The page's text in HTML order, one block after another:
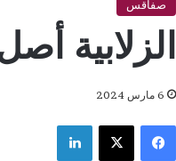
صفاقس
الزلابية
6 مارس 2024
فيسبوكX لينكدإن